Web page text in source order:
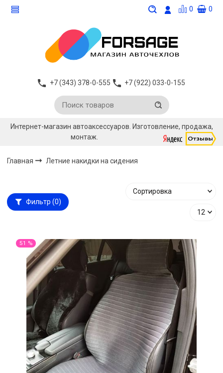
0 0
+7 (343) 378-0-555 +7 (922) 033-0-155
Интернет-магазин автоаксессуаров. Изготовление, продажа,
монтаж.
Главная Летние накидки на сидения
Фильтр (0)
51 %